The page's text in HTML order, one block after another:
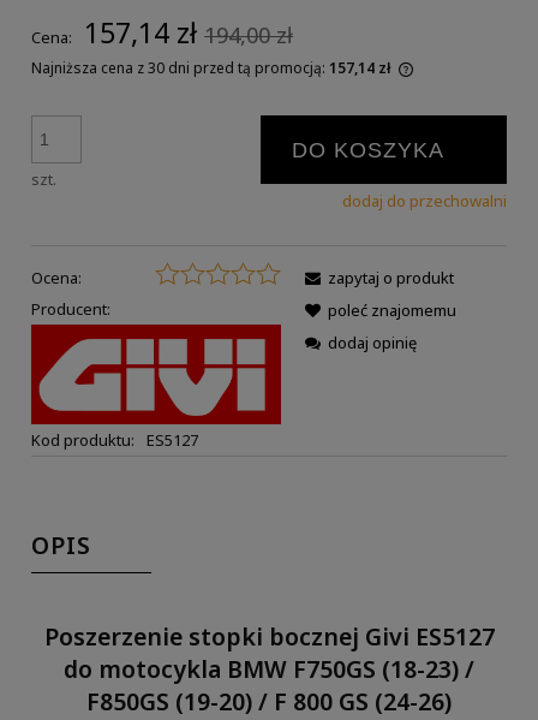
Cena: 157,14 zł 194,00 zł
Najniższa cena z 30 dni przed tą promocją: 157,14 zł
szt.
DO KOSZYKA
dodaj do przechowalni
Ocena:
Producent:
Kod produktu: ES5127
zapytaj o produkt
poleć znajomemu
dodaj opinię
OPIS
Poszerzenie stopki bocznej Givi ES5127
do motocykla BMW F750GS (18-23) /
F850GS (19-20) / F 800 GS (24-26)